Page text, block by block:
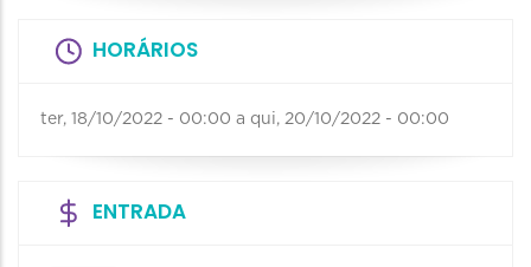
HORÁRIOS
ter, 18/10/2022 - 00:00 a qui, 20/10/2022 - 00:00
ENTRADA